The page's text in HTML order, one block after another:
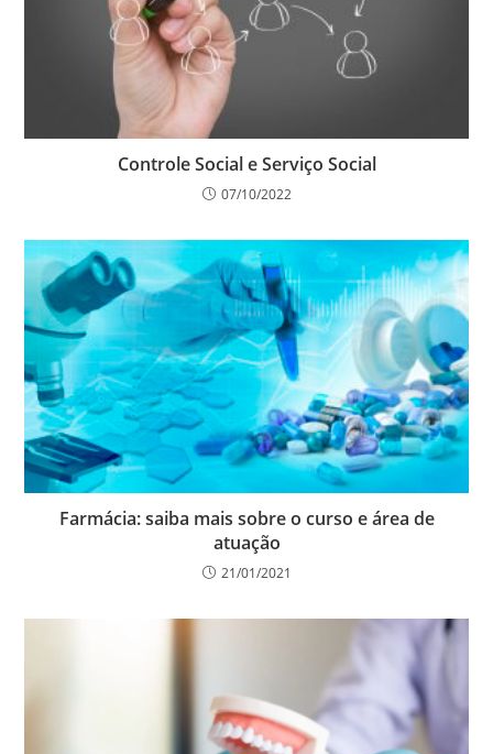
Controle Social e Serviço Social
07/10/2022
Farmácia: saiba mais sobre o curso e área de
atuação
21/01/2021